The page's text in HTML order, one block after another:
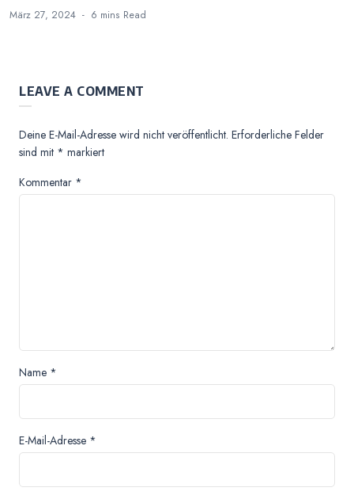
März 27, 2024 6 mins Read
LEAVE A COMMENT
Deine E-Mail-Adresse wird nicht veröffentlicht. Erforderliche Felder
sind mit * markiert
Kommentar *
Name *
E-Mail-Adresse *